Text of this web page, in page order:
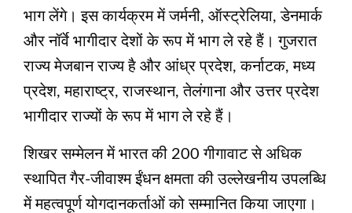
भाग लेंगे। इस कार्यक्रम में जर्मनी, ऑस्ट्रेलिया, डेनमार्क
और नॉर्वे भागीदार देशों के रूप में भाग ले रहे हैं। गुजरात
राज्य मेजबान राज्य है और आंध्र प्रदेश, कर्नाटक, मध्य
प्रदेश, महाराष्ट्र, राजस्थान, तेलंगाना और उत्तर प्रदेश
भागीदार राज्यों के रूप में भाग ले रहे हैं।
शिखर सम्मेलन में भारत की 200 गीगावाट से अधिक
स्थापित गैर-जीवाश्म ईंधन क्षमता की उल्लेखनीय उपलब्धि
में महत्वपूर्ण योगदानकर्ताओं को सम्मानित किया जाएगा।